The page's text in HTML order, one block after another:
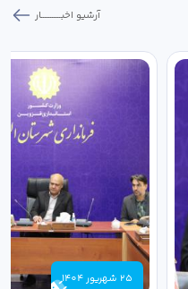
آرشیو اخبـــــــــــار
25 شهریور 1404